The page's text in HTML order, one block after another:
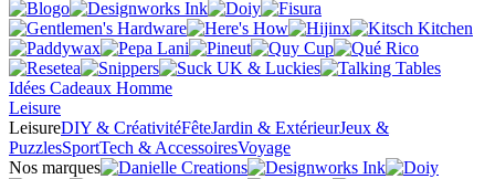
Idées Cadeaux Homme
Leisure
LeisureDIY & CréativitéFêteJardin & ExtérieurJeux &
PuzzlesSportTech & AccessoiresVoyage
Nos marques